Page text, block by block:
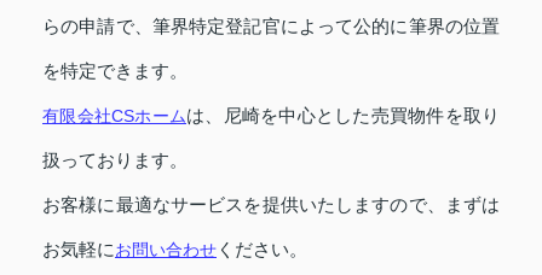
らの申請で、筆界特定登記官によって公的に筆界の位置
を特定できます。
有限会社CSホームは、尼崎を中心とした売買物件を取り
扱っております。
お客様に最適なサービスを提供いたしますので、まずは
お気軽にお問い合わせ ください。